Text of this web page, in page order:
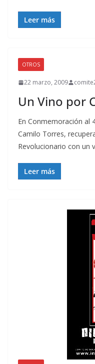
Leer más
OTROS
22 marzo, 2009
Un Vino por
En Conmemoración al
Camilo Torres,
Revolucionario con un
Leer más